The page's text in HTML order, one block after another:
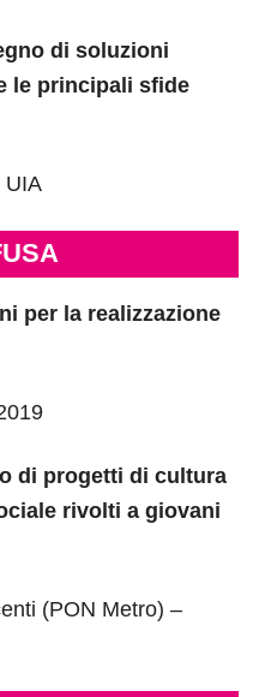
di soluzioni
le principali sfide
UIA
per la realizzazione
di progetti di cultura
rivolti a giovani
(PON Metro) –